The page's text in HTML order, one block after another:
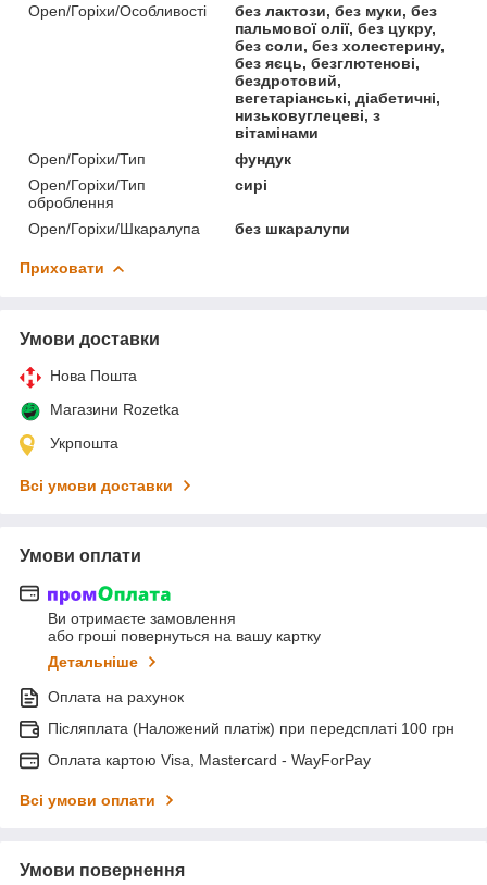
Open/Горіхи/Особливості
без лактози, без муки, без
пальмової олії, без цукру,
без соли, без холестерину,
без яєць, безглютенові,
бездротовий,
вегетаріанські, діабетичні,
низьковуглецеві, з
вітамінами
Open/Горіхи/Тип
фундук
Open/Горіхи/Тип
оброблення
сирі
Open/Горіхи/Шкаралупа без шкаралупи
Приховати
Умови доставки
Нова Пошта
Магазини Rozetka
Укрпошта
Всі умови доставки
Умови оплати
Ви отримаєте замовлення
або гроші повернуться на вашу картку
Детальніше
Оплата на рахунок
Післяплата (Наложений платіж) при передсплаті 100 грн
Оплата картою Visa, Mastercard - WayForPay
Всі умови оплати
Умови повернення